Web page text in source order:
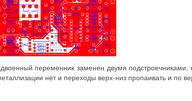
переменник заменен двумя подстроечниками,
нет и переходы верх-низ пропаивать и по